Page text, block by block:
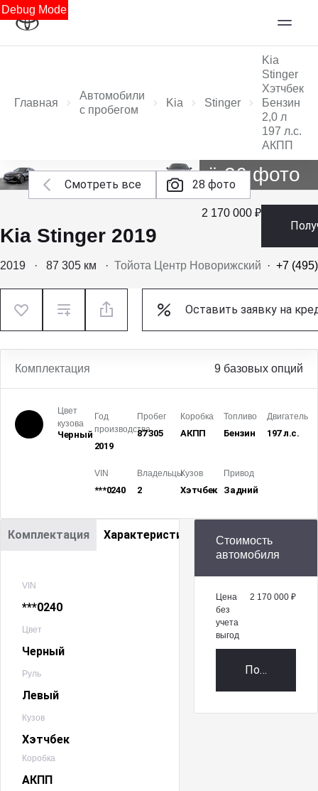
Debug Mode
Главная
Автомобили
с пробегом
Kia Stinger
Kia
Stinger
Хэтчбек
Бензин
2,0 л
197 л.с.
АКПП
Смотреть все 28 фото
Ещё 26 фото
Kia Stinger 2019
2 170 000 ₽
2019 · 87 305 км · Тойота Центр Новорижский · +7
Оставить заявку на
Комплектация 9 базовых опций
Цвет
кузова
Черный
Год
производства
2019
Пробег
87 305
Коробка
АКПП
Топливо
Бензин
Двигатель
197 л.с.
VIN
***0240
Владельцы
2
Кузов
Хэтчбек
Привод
Задний
Комплектация Характеристики
VIN
***0240
Цвет
Черный
Руль
Левый
Кузов
Хэтчбек
Коробка
АКПП
Стоимость
автомобиля
Цена
без
учета
выгод
2 170 000 ₽
Получить